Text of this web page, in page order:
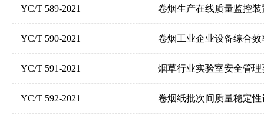
YC/T 589-2021 卷烟生产在线质量监控
YC/T 590-2021 卷烟工业企业设备综合
YC/T 591-2021 烟草行业实验室安全管理
YC/T 592-2021 卷烟纸批次间质量稳定